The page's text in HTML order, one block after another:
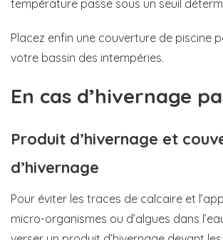
température passe sous un seuil
Placez enfin une couverture de piscine
votre bassin des intempéries.
En cas d’hivernage
Produit d’hivernage et
d’hivernage
Pour éviter les traces de calcaire et
micro-organismes ou d’algues dans